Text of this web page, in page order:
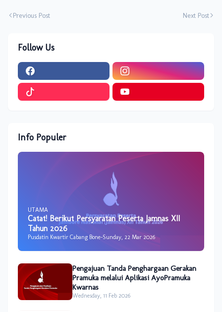
Previous Post Next Post
Follow Us
Info Populer
UTAMA
Catat! Berikut Persyaratan Peserta Jamnas XII
Tahun 2026
Pusdatin Kwartir Cabang Bone-Sunday, 22 Mar 2026
Pengajuan Tanda Penghargaan Gerakan
Pramuka melalui Aplikasi AyoPramuka
Kwarnas
Wednesday, 11 Feb 2026